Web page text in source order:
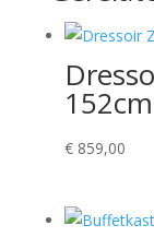
152cm
€859,00